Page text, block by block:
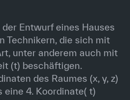
der Entwurf eines Hauses
Technikern, die sich mit
unter anderem auch mit
(t) beschäftigen.
des Raumes (x, y, z)
4. Koordinate( t)